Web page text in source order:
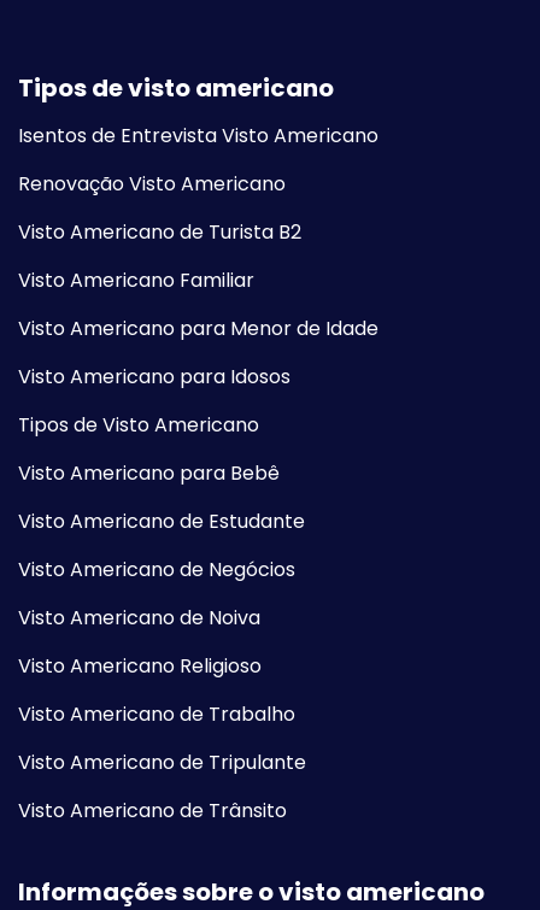
Tipos de visto americano
Isentos de Entrevista Visto Americano
Renovação Visto Americano
Visto Americano de Turista B2
Visto Americano Familiar
Visto Americano para Menor de Idade
Visto Americano para Idosos
Tipos de Visto Americano
Visto Americano para Bebê
Visto Americano de Estudante
Visto Americano de Negócios
Visto Americano de Noiva
Visto Americano Religioso
Visto Americano de Trabalho
Visto Americano de Tripulante
Visto Americano de Trânsito
Informações sobre o visto americano